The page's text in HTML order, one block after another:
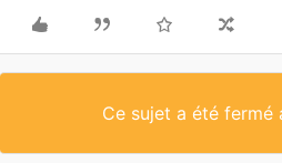
Ce sujet a été fermé